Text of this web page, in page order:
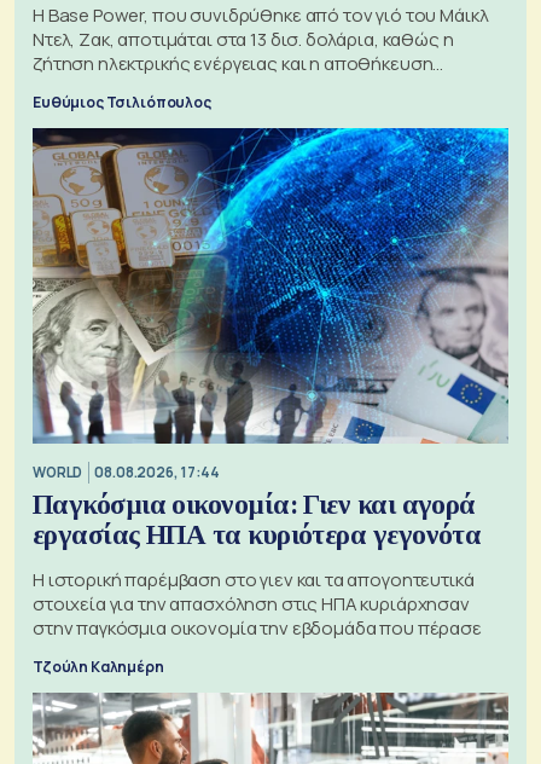
Η Base Power, που συνιδρύθηκε από τον γιό του Μάικλ
Ντελ, Ζακ, αποτιμάται στα 13 δισ. δολάρια, καθώς η
ζήτηση ηλεκτρικής ενέργειας και η αποθήκευση
Ευθύμιος Τσιλιόπουλος
WORLD 08.08.2026, 17:44
Παγκόσμια οικονομία: Γιεν και αγορά
εργασίας ΗΠΑ τα κυριότερα γεγονότα
Η ιστορική παρέμβαση στο γιεν και τα απογοητευτικά
στοιχεία για την απασχόληση στις ΗΠΑ κυριάρχησαν
στην παγκόσμια οικονομία την εβδομάδα που πέρασε
Τζούλη Καλημέρη